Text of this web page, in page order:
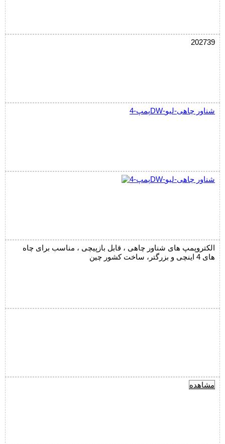
202739
پمپ-4DW-شناور چاهی-لیو
الکتروپمپ های شناور چاهی ، قابل بازپیچی ، مناسب برای چاه
های 4 اینچی و بزرگتر، ساخت کشور چین
مشاهده